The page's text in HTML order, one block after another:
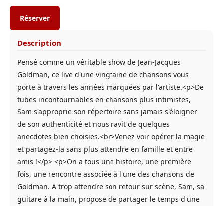
Réserver
Description
Pensé comme un véritable show de Jean-Jacques
Goldman, ce live d'une vingtaine de chansons vous
porte à travers les années marquées par l'artiste.<p>De
tubes incontournables en chansons plus intimistes,
Sam s'approprie son répertoire sans jamais s'éloigner
de son authenticité et nous ravit de quelques
anecdotes bien choisies.<br>Venez voir opérer la magie
et partagez-la sans plus attendre en famille et entre
amis !</p> <p>On a tous une histoire, une première
fois, une rencontre associée à l'une des chansons de
Goldman. A trop attendre son retour sur scène, Sam, sa
guitare à la main, propose de partager le temps d'une